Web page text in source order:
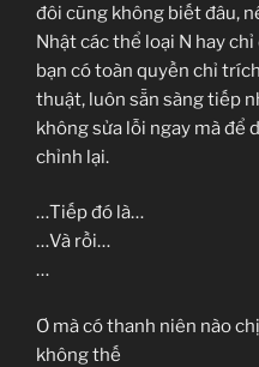
đôi cũng không biết đâu,
Nhật các thể loại N hay
bạn có toàn quyền chỉ
thuật, luôn sẵn sàng tiếp
không sửa lỗi ngay mà để
chỉnh lại.
…Tiếp đó là…
…Và rồi…
…
Ơ mà có thanh niên nào
không thế